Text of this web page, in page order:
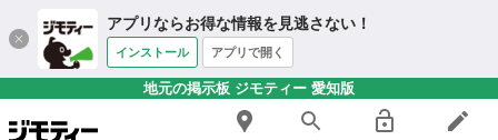
アプリならお得な情報を見逃さない！
インストール アプリで開く
地元の掲示板 ジモティー 愛知版